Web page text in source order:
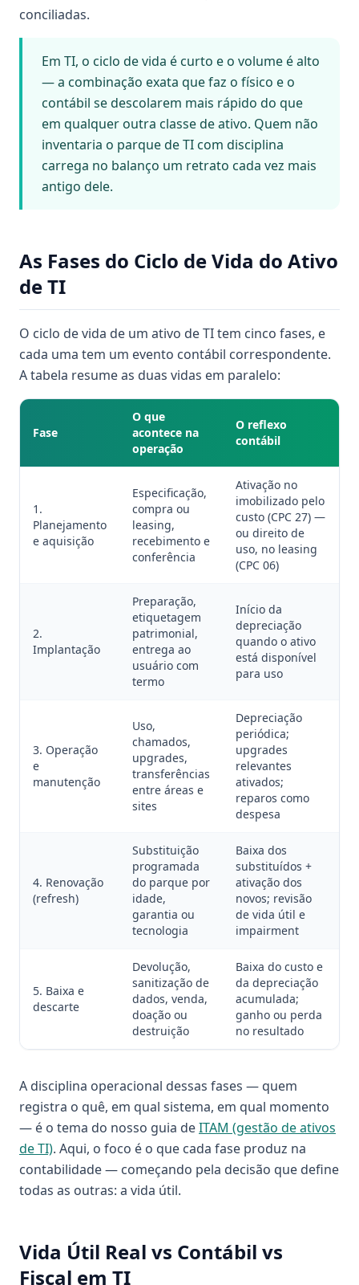
conciliadas.
Em TI, o ciclo de vida é curto e o volume é alto
— a combinação exata que faz o físico e o
contábil se descolarem mais rápido do que
em qualquer outra classe de ativo. Quem não
inventaria o parque de TI com disciplina
carrega no balanço um retrato cada vez mais
antigo dele.
As Fases do Ciclo de Vida do Ativo
de TI
O ciclo de vida de um ativo de TI tem cinco fases, e
cada uma tem um evento contábil correspondente.
A tabela resume as duas vidas em paralelo:
Fase
O que
acontece na
operação
O reflexo
contábil
1.
Planejamento
e aquisição
Especificação,
compra ou
leasing,
recebimento e
conferência
Ativação no
imobilizado pelo
custo (CPC 27) —
ou direito de
uso, no leasing
(CPC 06)
2.
Implantação
Preparação,
etiquetagem
patrimonial,
entrega ao
usuário com
termo
Início da
depreciação
quando o ativo
está disponível
para uso
3. Operação
e
manutenção
Uso,
chamados,
upgrades,
transferências
entre áreas e
sites
Depreciação
periódica;
upgrades
relevantes
ativados;
reparos como
despesa
4. Renovação
(refresh)
Substituição
programada
do parque por
idade,
garantia ou
tecnologia
Baixa dos
substituídos +
ativação dos
novos; revisão
de vida útil e
impairment
5. Baixa e
descarte
Devolução,
sanitização de
dados, venda,
doação ou
destruição
Baixa do custo e
da depreciação
acumulada;
ganho ou perda
no resultado
A disciplina operacional dessas fases — quem
registra o quê, em qual sistema, em qual momento
— é o tema do nosso guia deITAM (gestão de ativos
de TI). Aqui, o foco é o que cada fase produz na
contabilidade — começando pela decisão que define
todas as outras: a vida útil.
Vida Útil Real vs Contábil vs
Fiscal em TI